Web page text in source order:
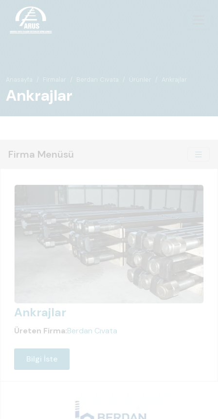
Anasayfa Firmalar Berdan Cıvata Ürünler Ankrajlar
Ankrajlar
Firma Menüsü
Ankrajlar
Üreten Firma:Berdan Cıvata
Bilgi İste